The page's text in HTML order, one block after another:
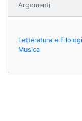
Argomenti
Letteratura e
Musica